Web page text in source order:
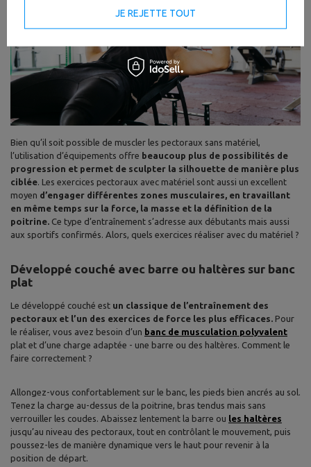
Bien qu’il soit possible de muscler les pectoraux sans matériel,
l’utilisation d’équipements offre beaucoup plus de possibilités de
progression et permet de sculpter la silhouette de manière plus
ciblée . Les exercices pectoraux avec matériel sont aussi un excellent
moyen d’engager différentes zones musculaires, en travaillant
en même temps sur la force, la masse et la définition de la
poitrine. Ce type d’entraînement s’adresse aux débutants mais aussi
aux sportifs confirmés. Alors, quels exercices réaliser avec du matériel ?
Développé couché avec barre ou haltères sur banc
plat
Le développé couché est un classique de l’entraînement des
pectoraux et l’un des exercices de force les plus efficaces. Pour
le réaliser, vous avez besoin d’un banc de musculation polyvalent
plat et d’une charge adaptée - une barre ou des haltères. Comment le
faire correctement ?
Allongez-vous confortablement sur le banc, les pieds bien ancrés au sol.
Tenez la charge au-dessus de la poitrine, bras tendus mais sans
verrouiller les coudes. Abaissez lentement la barre ou les haltères
jusqu’au niveau des pectoraux, tout en contrôlant le mouvement, puis
poussez-les de manière dynamique vers le haut pour revenir à la
position de départ.
JE REJETTE TOUT